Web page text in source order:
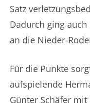
Satz
Dadurch ging
an die Nieder-
Für die Punkte
aufspielende
Günter Schäfer